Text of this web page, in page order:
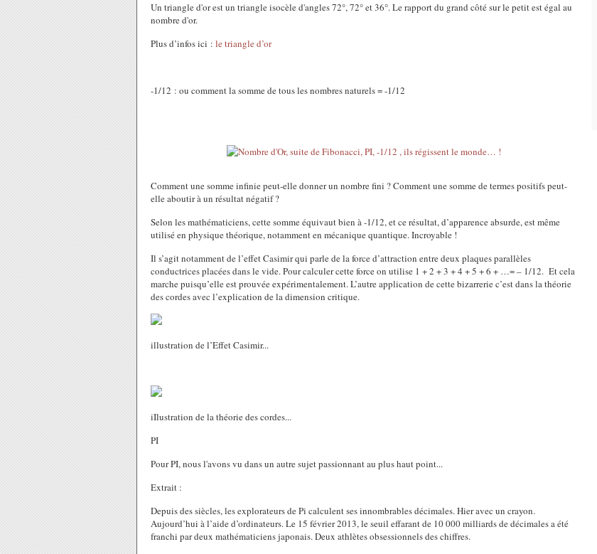
Un triangle d'or est un triangle isocèle d'angles 72°, 72° et 36°. Le rapport du grand côté sur le petit est égal au
nombre d'or.
Plus d’infos ici : le triangle d’or
-1/12 : ou comment la somme de tous les nombres naturels = -1/12
Comment une somme infinie peut-elle donner un nombre fini ? Comment une somme de termes positifs peut-
elle aboutir à un résultat négatif ?
Selon les mathématiciens, cette somme équivaut bien à -1/12, et ce résultat, d’apparence absurde, est même
utilisé en physique théorique, notamment en mécanique quantique. Incroyable !
Il s’agit notamment de l’effet Casimir qui parle de la force d’attraction entre deux plaques parallèles
conductrices placées dans le vide. Pour calculer cette force on utilise 1 + 2 + 3 + 4 + 5 + 6 + …= – 1/12. Et cela
marche puisqu’elle est prouvée expérimentalement. L’autre application de cette bizarrerie c’est dans la théorie
des cordes avec l’explication de la dimension critique.
illustration de l’Effet Casimir...
iIlustration de la théorie des cordes...
PI
Pour PI, nous l'avons vu dans un autre sujet passionnant au plus haut point...
Extrait :
Depuis des siècles, les explorateurs de Pi calculent ses innombrables décimales. Hier avec un crayon.
Aujourd’hui à l’aide d’ordinateurs. Le 15 février 2013, le seuil effarant de 10 000 milliards de décimales a été
franchi par deux mathématiciens japonais. Deux athlètes obsessionnels des chiffres.